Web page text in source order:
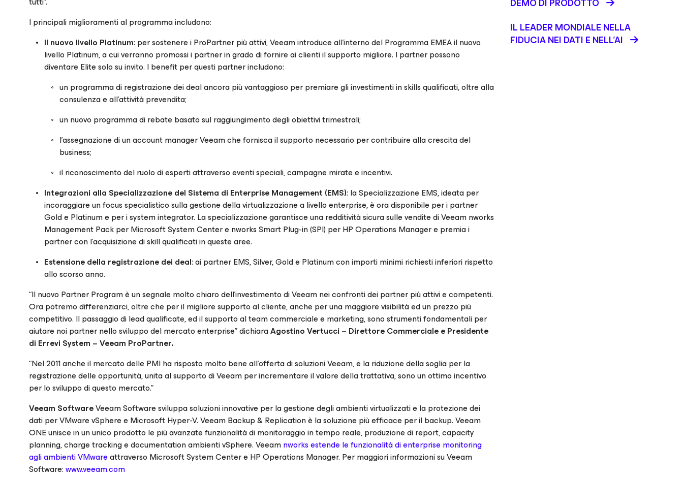
I principali miglioramenti al programma includono:
Il nuovo livello Platinum: per sostenere i ProPartner più attivi, Veeam introduce all’interno del Programma EMEA il nuovo
livello Platinum, a cui verranno promossi i partner in grado di fornire ai clienti il supporto migliore. I partner possono
diventare Elite solo su invito. I benefit per questi partner includono:
un programma di registrazione dei deal ancora più vantaggioso per premiare gli investimenti in skills qualificati, oltre alla
consulenza e all’attività prevendita;
un nuovo programma di rebate basato sul raggiungimento degli obiettivi trimestrali;
l’assegnazione di un account manager Veeam che fornisca il supporto necessario per contribuire alla crescita del
business;
il riconoscimento del ruolo di esperti attraverso eventi speciali, campagne mirate e incentivi.
Integrazioni alla Specializzazione del Sistema di Enterprise Management (EMS): la Specializzazione EMS, ideata per
incoraggiare un focus specialistico sulla gestione della virtualizzazione a livello enterprise, è ora disponibile per i partner
Gold e Platinum e per i system integrator. La specializzazione garantisce una redditività sicura sulle vendite di Veeam nworks
Management Pack per Microsoft System Center e nworks Smart Plug-in (SPI) per HP Operations Manager e premia i
partner con l’acquisizione di skill qualificati in queste aree.
Estensione della registrazione dei deal: ai partner EMS, Silver, Gold e Platinum con importi minimi richiesti inferiori rispetto
allo scorso anno.
“Il nuovo Partner Program è un segnale molto chiaro dell'investimento di Veeam nei confronti dei partner più attivi e competenti.
Ora potremo differenziarci, oltre che per il migliore supporto al cliente, anche per una maggiore visibilità ed un prezzo più
competitivo. Il passaggio di lead qualificate, ed il supporto al team commerciale e marketing, sono strumenti fondamentali per
aiutare noi partner nello sviluppo del mercato enterprise” dichiaraAgostino Vertucci – Direttore Commerciale e Presidente
di Errevi System – Veeam ProPartner.
“Nel 2011 anche il mercato delle PMI ha risposto molto bene all’offerta di soluzioni Veeam, e la riduzione della soglia per la
registrazione delle opportunità, unita al supporto di Veeam per incrementare il valore della trattativa, sono un ottimo incentivo
per lo sviluppo di questo mercato.”
Veeam SoftwareVeeam Software sviluppa soluzioni innovative per la gestione degli ambienti virtualizzati e la protezione dei
dati per VMware vSphere e Microsoft Hyper-V. Veeam Backup & Replication è la soluzione più efficace per il backup. Veeam
ONE unisce in un unico prodotto le più avanzate funzionalità di monitoraggio in tempo reale, produzione di report, capacity
planning, charge tracking e documentation ambienti vSphere. Veeamnworks estende le funzionalità di enterprise monitoring
agli ambienti VMwareattraverso Microsoft System Center e HP Operations Manager. Per maggiori informazioni su Veeam
Software:www.veeam.com
DEMO DI PRODOTTO
IL LEADER MONDIALE NELLA
FIDUCIA NEI DATI E NELL’AI